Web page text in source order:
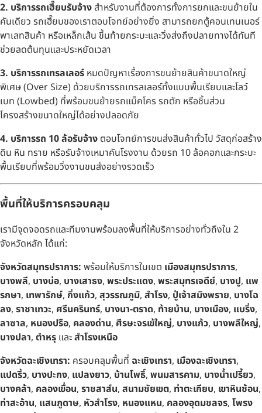
2. บริการรถเฮี๊ยบรับจ้างสำหรับงานที่ต้องการทั้งการยกและขนย้ายใน
คันเดียว รถเฮี๊ยบของเราตอบโจทย์อย่างยิ่ง สามารถยกตู้คอนเทนเนอร์
พาเลทสินค้า หรือเหล็กเส้น ขึ้นท้ายกระบะและวิ่งส่งถึงปลายทางได้ทันที
ช่วยลดต้นทุนและประหยัดเวลา
3. บริการรถเทรลเลอร์ หมดปัญหาเรื่องการขนย้ายสินค้าขนาดใหญ่
พิเศษ (Over Size) ด้วยบริการรถเทรลเลอร์ทั้งแบบพื้นเรียบและโลว์
เบท (Lowbed) ที่พร้อมขนย้ายรถแม็คโคร รถตัก หรือชิ้นส่วน
โครงสร้างขนาดใหญ่ได้อย่างปลอดภัย
4. บริการรถ 10 ล้อรับจ้าง ตอบโจทย์การขนส่งสินค้าทั่วไป วัสดุก่อสร้าง
ดิน หิน ทราย หรือรับจ้างเหมาคันโรงงาน ด้วยรถ 10 ล้อคอกและกระบะ
พื้นเรียบที่พร้อมวิ่งงานขนส่งอย่างรวดเร็ว
พื้นที่ให้บริการครอบคลุม
เรามีจุดจอดรถและทีมงานพร้อมลงพื้นที่ให้บริการอย่างทั่วถึงใน 2
จังหวัดหลัก ได้แก่:
จังหวัดสมุทรปราการ: พร้อมให้บริการในเขต เมืองสมุทรปราการ,
บางพลี, บางบ่อ, บางเสาธง, พระประแดง, พระสมุทรเจดีย์, บางปู, แพ
รกษา, เทพารักษ์, กิ่งแก้ว, สุวรรณภูมิ, สำโรง, ปู่เจ้าสมิงพราย, บางโฉ
ลง, ราชาเทวะ, ศรีนครินทร์, บางนา-ตราด, ท้ายบ้าน, บางเมือง, แบริ่ง,
ลาซาล, หนองปรือ, คลองด่าน, ศีรษะจรเข้ใหญ่, บางแก้ว, บางพลีใหญ่,
บางปลา, ตำหรุ และสำโรงเหนือ
จังหวัดฉะเชิงเทรา: ครอบคลุมพื้นที่ ฉะเชิงเทรา, เมืองฉะเชิงเทรา,
แปดริ้ว, บางปะกง, แปลงยาว, บ้านโพธิ์, พนมสารคาม, บางน้ำเปรี้ยว,
บางคล้า, คลองเขื่อน, ราชสาส์น, สนามชัยเขต, ท่าตะเกียบ, เขาหินซ้อน,
ท่าสะอ้าน, แสนภูดาษ, หัวสำโรง, หนองแหน, คลองอุดมชลจร, โพรง